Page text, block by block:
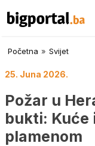
Početna » Svijet
25. Juna 2026.
Požar u
bukti: Kuće
plamenom